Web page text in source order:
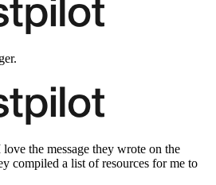
the message they wrote on the
compiled a list of resources for me to